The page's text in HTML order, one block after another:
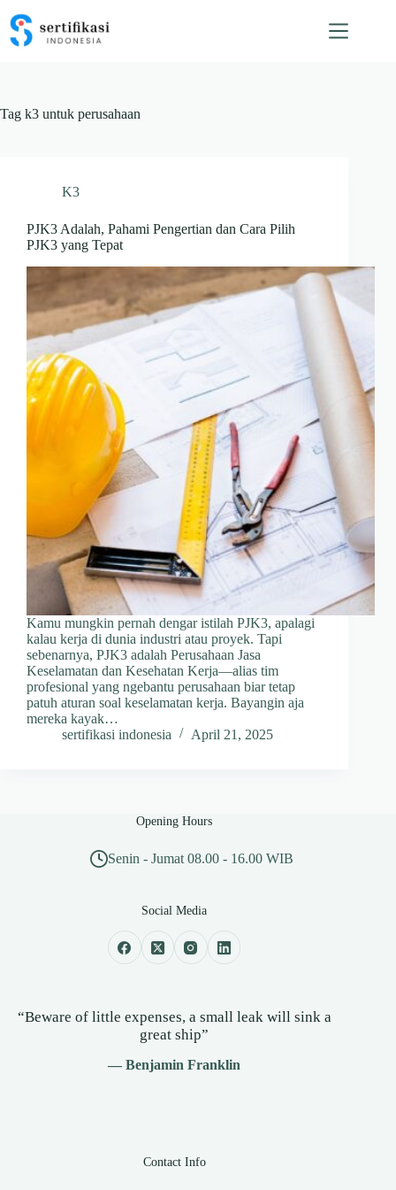
content
Tag k3 untuk perusahaan
K3
PJK3 Adalah, Pahami Pengertian dan Cara Pilih
PJK3 yang Tepat
Kamu mungkin pernah dengar istilah PJK3, apalagi
kalau kerja di dunia industri atau proyek. Tapi
sebenarnya, PJK3 adalah Perusahaan Jasa
Keselamatan dan Kesehatan Kerja—alias tim
profesional yang ngebantu perusahaan biar tetap
patuh aturan soal keselamatan kerja. Bayangin aja
mereka kayak…
sertifikasi indonesia
April 21, 2025
Opening Hours
Senin - Jumat 08.00 - 16.00 WIB
Social Media
“Beware of little expenses, a small leak will sink a
great ship”
— Benjamin Franklin
Contact Info